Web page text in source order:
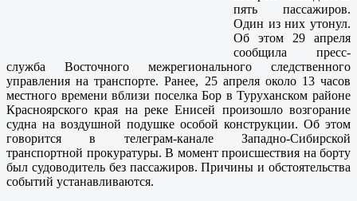
пять пассажиров.
Один из них утонул.
Об этом 29 апреля
сообщила пресс-
служба Восточного межрегионального следственного
управления на транспорте. Ранее, 25 апреля около 13 часов
местного времени вблизи поселка Бор в Туруханском районе
Красноярского края на реке Енисей произошло возгорание
судна на воздушной подушке особой конструкции. Об этом
говорится в телеграм-канале Западно-Сибирской
транспортной прокуратуры. В момент происшествия на борту
был судоводитель без пассажиров. Причины и обстоятельства
событий устанавливаются.